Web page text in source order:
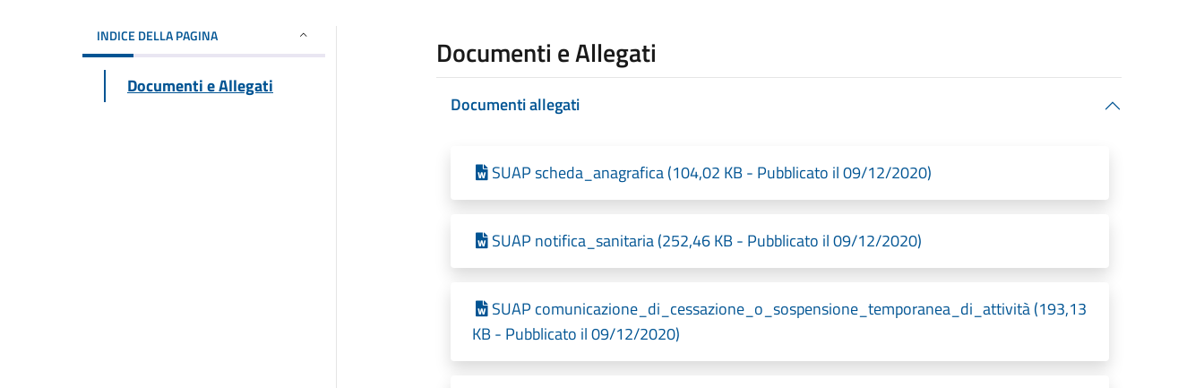
INDICE DELLA PAGINA
Documenti e Allegati
Documenti e Allegati
Documenti allegati
SUAP scheda_anagrafica (104,02 KB - Pubblicato il 09/12/2020)
SUAP notifica_sanitaria (252,46 KB - Pubblicato il 09/12/2020)
SUAP comunicazione_di_cessazione_o_sospensione_temporanea_di_attività (193,13
KB - Pubblicato il 09/12/2020)